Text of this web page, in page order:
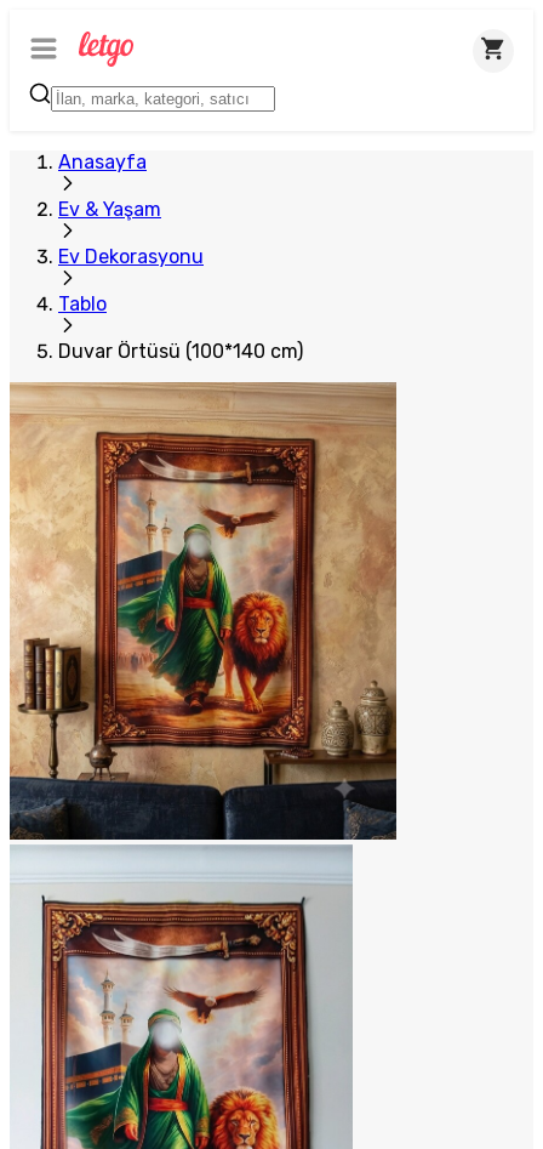
Anasayfa
Ev & Yaşam
Ev Dekorasyonu
Tablo
Duvar Örtüsü (100*140 cm)
Plus Satıcı